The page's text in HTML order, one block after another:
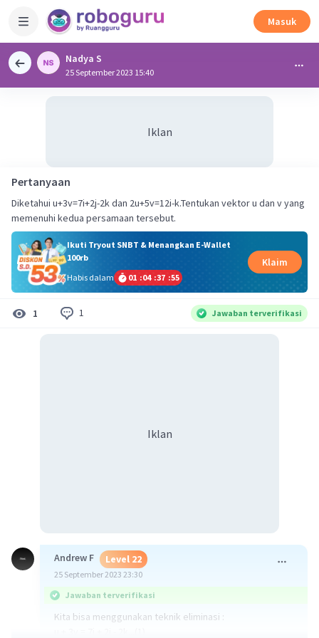
Masuk
Nadya S
25 September 2023 15:40
Iklan
Pertanyaan
Diketahui u+3v=7i+2j-2k dan 2u+5v=12i-k.Tentukan vektor u dan v yang
memenuhi kedua persamaan tersebut.
Ikuti Tryout SNBT & Menangkan E-Wallet
100rb
Habis dalam
01 :04 :37 :55
Klaim
1 1 Jawaban terverifikasi
Iklan
Andrew F Level 22
25 September 2023 23:30
Jawaban terverifikasi
Kita bisa menggunakan teknik eliminasi :